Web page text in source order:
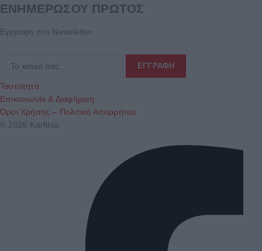
ΕΝΗΜΕΡΩΣΟΥ ΠΡΩΤΟΣ
Εγγραφή στο Newsletter
Ταυτότητα
Επικοινωνία & Διαφήμιση
Όροι Χρήσης – Πολιτική Απορρήτου
© 2026 Karfitsa